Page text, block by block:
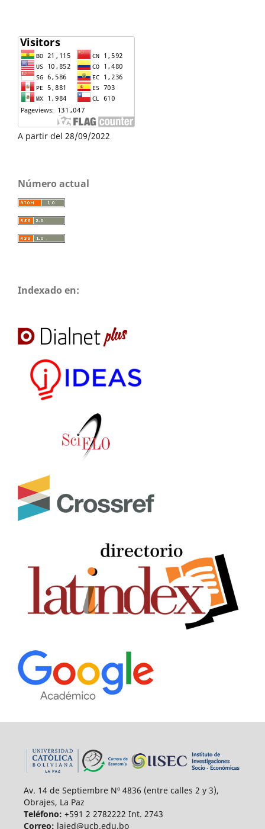
A partir del 28/09/2022
Número actual
Indexado en:
Av. 14 de Septiembre Nº 4836 (entre calles 2 y 3),
Obrajes, La Paz
Teléfono: +591 2 2782222 Int. 2743
Correo: lajed@ucb.edu.bo